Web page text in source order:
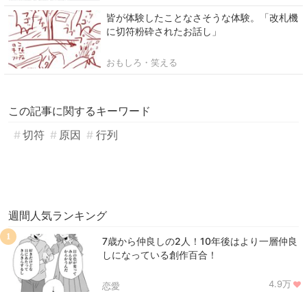
皆が体験したことなさそうな体験。「改札機
に切符粉砕されたお話し」
おもしろ・笑える
この記事に関するキーワード
切符
原因 行列
週間人気ランキング
7歳から仲良しの2人！10年後はより一層仲良
しになっている創作百合！
恋愛 4.9万
1